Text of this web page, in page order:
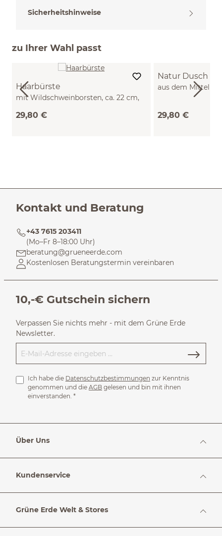
Sicherheitshinweise
zu Ihrer Wahl passt
Haarbürste
mit Wildschweinborsten, ca. 22 cm,
29,80 €
Natur Dusch &
aus dem
29,80 €
Kontakt und Beratung
+43 7615 203411
(Mo–Fr 8–18:00 Uhr)
beratung@grueneerde.com
Kostenlosen Beratungstermin vereinbaren
10,-€ Gutschein sichern
Verpassen Sie nichts mehr - mit dem Grüne Erde
Newsletter.
Ich habe die Datenschutzbestimmungen zur Kenntnis
genommen und die AGB gelesen und bin mit ihnen
einverstanden. *
Über Uns
Kundenservice
Grüne Erde Welt & Stores